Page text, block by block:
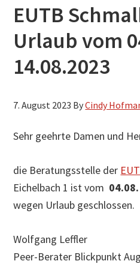
EUTB
Urlaub vom
14.08.2023
7. August 2023 ByCindy
Sehr geehrte Damen und
die Beratungsstelle der
Eichelbach 1 ist vom
wegen Urlaub geschlossen.
Wolfgang Leffler
Peer-Berater Blickpunkt